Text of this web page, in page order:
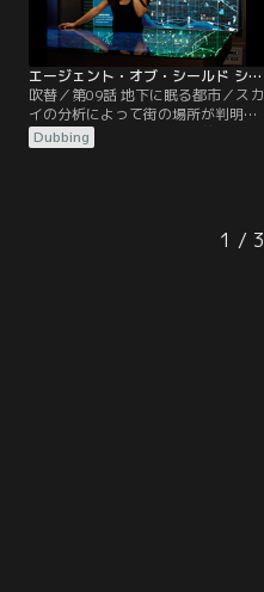
まれていたことがわかる。
エージェント・オブ・シールド シーズン2 第09話／吹替【MARVEL】
吹替／第09話 地下に眠る都市／スカ
イの分析によって街の場所が判明。
コールソンはヒドラが来る前に街を
破壊することを決め、モース、ハン
レイナがヒドラに捕まりそうにな
り、ケーニグ兄弟に救われる。コー
Dubbing
1